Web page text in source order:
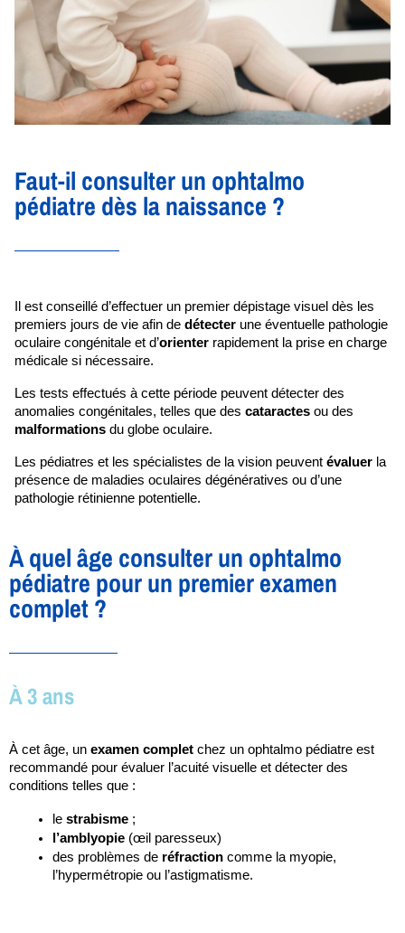
Faut-il consulter un ophtalmo
pédiatre dès la naissance ?
Il est conseillé d’effectuer un premier dépistage visuel dès les
premiers jours de vie afin de détecter une éventuelle pathologie
oculaire congénitale et d’orienter rapidement la prise en charge
médicale si nécessaire.
Les tests effectués à cette période peuvent détecter des
anomalies congénitales, telles que des cataractes
malformations du globe oculaire.
Les pédiatres et les spécialistes de la vision peuvent évaluer la
présence de maladies oculaires dégénératives ou d’une
pathologie rétinienne potentielle.
À quel âge consulter un ophtalmo
pédiatre pour un premier examen
complet ?
À 3 ans
À cet âge, un examen complet chez un ophtalmo pédiatre est
recommandé pour évaluer l’acuité visuelle et détecter des
conditions telles que :
le strabisme ;
l’amblyopie (œil paresseux)
des problèmes de réfraction comme la myopie,
l’hypermétropie ou l’astigmatisme.